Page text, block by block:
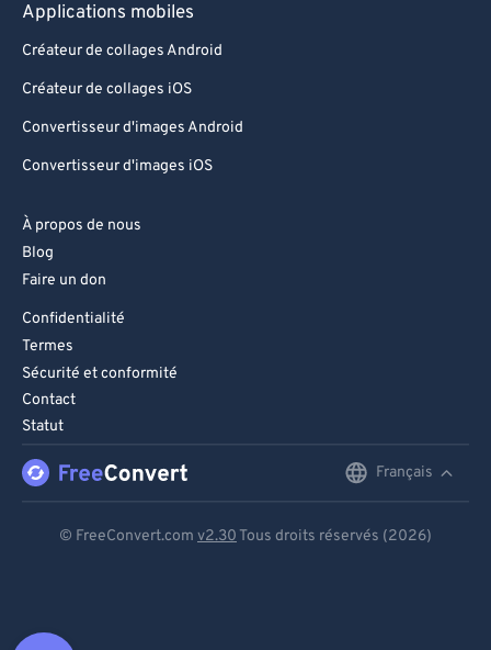
Applications mobiles
Créateur de collages Android
Créateur de collages iOS
Convertisseur d'images Android
Convertisseur d'images iOS
À propos de nous
Blog
Faire un don
Confidentialité
Termes
Sécurité et conformité
Contact
Statut
Français
© FreeConvert.com v2.30 Tous droits réservés (2026)